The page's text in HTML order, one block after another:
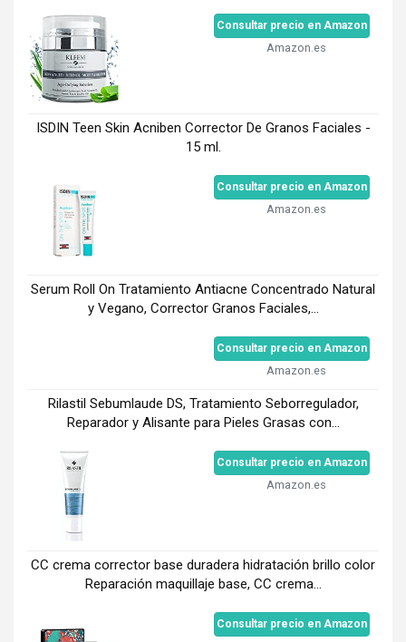
Consultar precio en Amazon
Amazon.es
ISDIN Teen Skin Acniben Corrector De Granos Faciales -
15 ml.
Consultar precio en Amazon
Amazon.es
Serum Roll On Tratamiento Antiacne Concentrado Natural
y Vegano, Corrector Granos Faciales,...
Consultar precio en Amazon
Amazon.es
Rilastil Sebumlaude DS, Tratamiento Seborregulador,
Reparador y Alisante para Pieles Grasas con...
Consultar precio en Amazon
Amazon.es
CC crema corrector base duradera hidratación brillo color
Reparación maquillaje base, CC crema...
Consultar precio en Amazon